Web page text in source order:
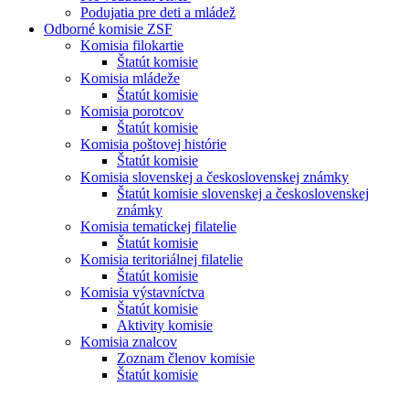
Podujatia pre deti a mládež
Odborné komisie ZSF
Komisia filokartie
Štatút komisie
Komisia mládeže
Štatút komisie
Komisia porotcov
Štatút komisie
Komisia poštovej histórie
Štatút komisie
Komisia slovenskej a československej známky
Štatút komisie slovenskej a československej
známky
Komisia tematickej filatelie
Štatút komisie
Komisia teritoriálnej filatelie
Štatút komisie
Komisia výstavníctva
Štatút komisie
Aktivity komisie
Komisia znalcov
Zoznam členov komisie
Štatút komisie